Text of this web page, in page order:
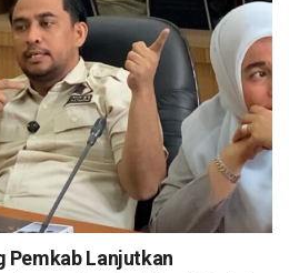
Pemkab Lanjutkan